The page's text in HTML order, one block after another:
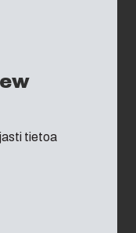
tietoa